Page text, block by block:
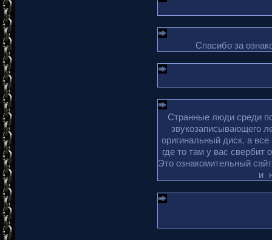
Спасибо за
Странные люди среди
звукозаписывающего
оригинальный диск, а
где то там у вас свербит
Это ознакомительный
и